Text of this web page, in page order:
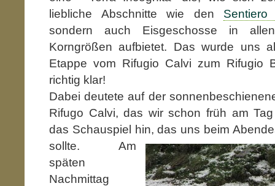
liebliche Abschnitte wie den
sondern auch Eisgeschosse in
Korngrößen aufbietet. Das wurde uns
Etappe vom Rifugio Calvi zum Rifugio
richtig klar!
Dabei deutete auf der
Rifugo Calvi, das wir schon früh am
das Schauspiel hin, das uns beim
sollte. Am
späten
Nachmittag